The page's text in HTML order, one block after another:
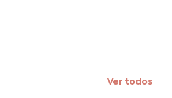
Ver todos